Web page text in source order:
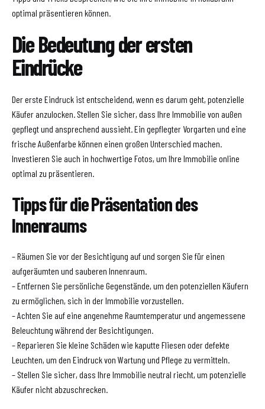
optimal präsentieren können.
Die Bedeutung der ersten
Eindrücke
Der erste Eindruck ist entscheidend, wenn es darum geht, potenzielle
Käufer anzulocken. Stellen Sie sicher, dass Ihre Immobilie von außen
gepflegt und ansprechend aussieht. Ein gepflegter Vorgarten und eine
frische Außenfarbe können einen großen Unterschied machen.
Investieren Sie auch in hochwertige Fotos, um Ihre Immobilie online
optimal zu präsentieren.
Tipps für die Präsentation des
Innenraums
– Räumen Sie vor der Besichtigung auf und sorgen Sie für einen
aufgeräumten und sauberen Innenraum.
– Entfernen Sie persönliche Gegenstände, um den potenziellen Käufern
zu ermöglichen, sich in der Immobilie vorzustellen.
– Achten Sie auf eine angenehme Raumtemperatur und angemessene
Beleuchtung während der Besichtigungen.
– Reparieren Sie kleine Schäden wie kaputte Fliesen oder defekte
Leuchten, um den Eindruck von Wartung und Pflege zu vermitteln.
– Stellen Sie sicher, dass Ihre Immobilie neutral riecht, um potenzielle
Käufer nicht abzuschrecken.